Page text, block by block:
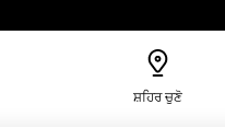
ਸ਼ਹਿਰ ਚੁਣੋ